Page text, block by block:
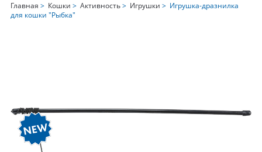
Главная > Кошки > Активность> Игрушки > Игрушка-дразнилка
для кошки "Рыбка"